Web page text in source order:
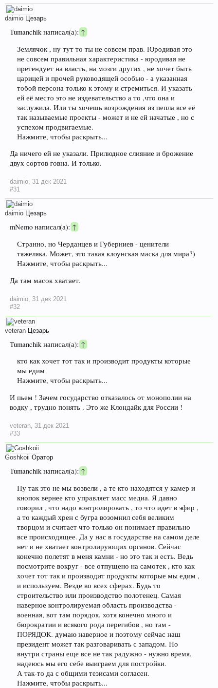
daimio Цезарь
Tumanchik написал(а):↑
Землячок , ну тут то ты не совсем прав. Юродивая это
не совсем правильная характеристика - юродивая не
претендует на власть, на мозги других , не хочет быть
царицей и прочей руководящей особью - а указанная
тобой персона только к этому и стремиться. И указать
ей её место это не издевательство а то ,что она и
заслужила. Или ты хочешь возрождения из пепла все её
так называемые проекты - может и не ей начатые , но с
успехом продвигаемые.
Нажмите, чтобы раскрыть...
Да ничего ей не указали. Прилюдное слияние и брожение
двух сортов говна. И только.
daimio, 31 дек 2021
#31
daimio Цезарь
mNemo написал(а): ↑
Странно, но Черданцев и Губерниев - ценители
тяжеляка. Может, это такая клоунская маска для мира?)
Нажмите, чтобы раскрыть...
Да там масок хватает.
daimio 31 дек 2021
#32
veteran Цезарь
Tumanchik написал(а):↑
кто как хочет тот так и производит продукты которые
мы едим
Нажмите, чтобы раскрыть...
И пьем ! Зачем государство отказалось от монополии на
водку , трудно понять . Это же Клондайк для России !
veteran, 31 дек 2021
#33
Goshkoii Оратор
Tumanchik написал(а):↑
Ну так это не мы возвели , а те кто находятся у камер и
кнопок вернее кто управляет масс медиа. Я давно
говорил , что надо контролировать , то что идет в эфир ,
а то каждый хрен с бугра возомнил себя великим
творцом и считает что только он понимает правильно
все происходящее. Да у нас в государстве на самом деле
нет и не хватает контролирующих органов. Сейчас
конечно полетят в меня камни - но это так и есть. Ведь
посмотрите вокруг - все отпущено на самотек , кто как
хочет тот так и производит продукты которые мы едим ,
и используем. Везде во всех сферах. Будь то
строительство или производство полотенец. Самая
наверное контролируемая область производства -
военная, вот там порядок, хотя конечно много и
бюрократии и всякого рода перегибов , но там -
ПОРЯДОК. думаю наверное и поэтому сейчас наш
президент может так разговаривать с западом. Но
внутри страны еще все не так радужно - нужно время,
надеюсь мы его себе выиграем для постройки.
А так-то да с общими тезисами согласен.
Нажмите, чтобы раскрыть...